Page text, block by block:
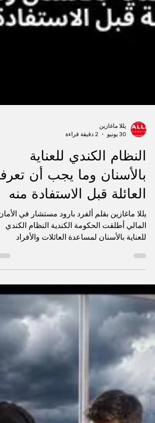
30 يونيو
النظام الكندي للعناية
بالأسنان وما يجب أن
العائلة قبل الاستفادة منه
يللا ماغازين بقلم ألفرد بارود مستشار في
المالي أطلقت الحكومة الكندية النظام الكندي
للعناية بالأسنان لمساعدة العائلات والأفراد
مجانياً، ولا يعني أن الجميع مؤهلون تلقائياً
للاستفادة منه. الفكرة الأساسية أن الدولة تريد
مساعدة الأشخاص الذين لا يملكون تغطية
للأسنان، ويقع دخلهم العائلي ضمن شروط
لذلك، قبل التفكير بالاستفادة من البرنامج، يجب
التأكد من نقطتين أساسيتين. هل لديك أو لد